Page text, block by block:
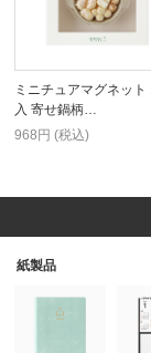
ミニチュアマグネット
入 寄せ鍋柄…
968円 (税込)
紙製品